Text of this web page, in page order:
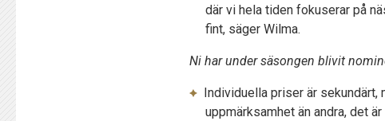
där vi hela tiden fokuserar på
fint, säger Wilma.
Ni har under säsongen blivit
Individuella priser är sekundärt,
uppmärksamhet än andra, det